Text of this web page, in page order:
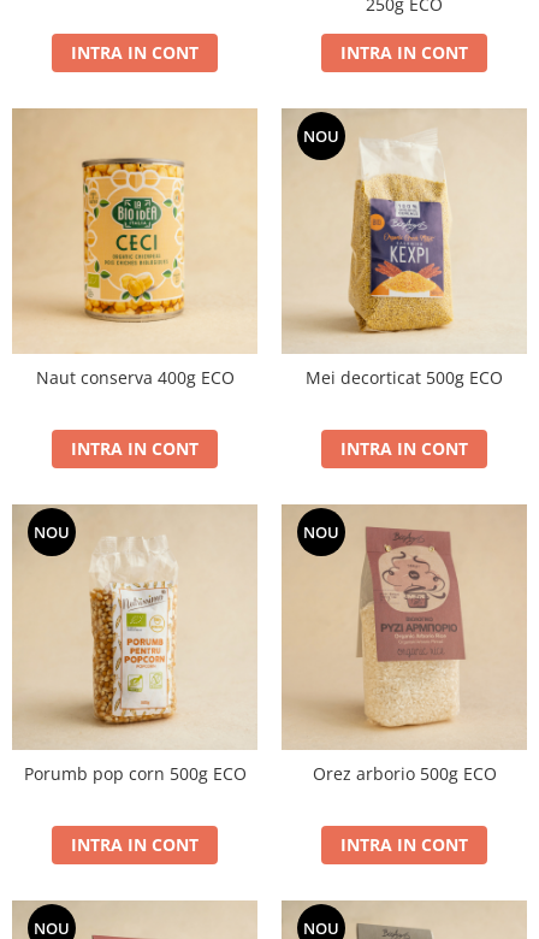
INTRA IN CONT INTRA IN CONT
Naut conserva 400g ECO
INTRA IN CONT
NOU
Mei decorticat 500g ECO
INTRA IN CONT
NOU
Porumb pop corn 500g ECO
INTRA IN CONT
NOU
Orez arborio 500g ECO
INTRA IN CONT
NOU NOU